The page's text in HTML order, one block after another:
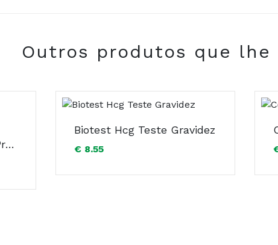
Outros produtos que lhe
Durex Sensitivo Suave Preservativo X12
Biotest Hcg Teste Gravidez
€ 8.55